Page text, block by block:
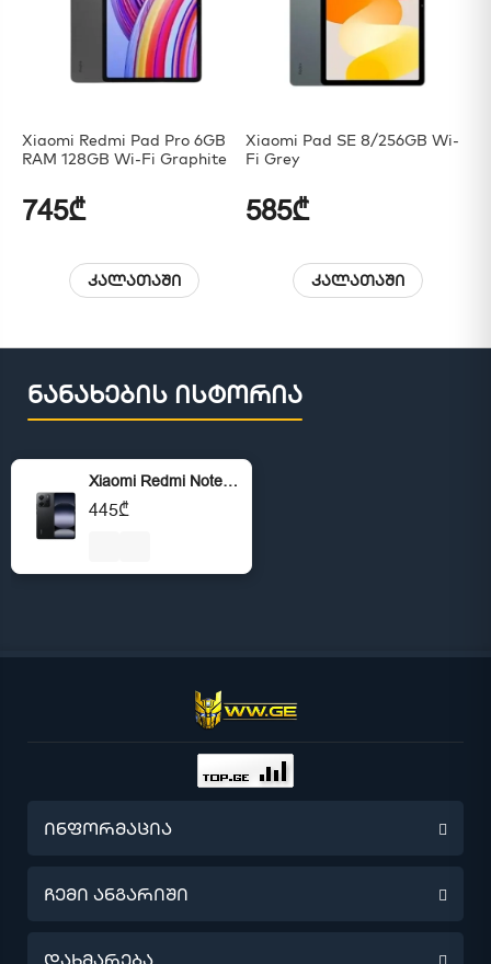
Xiaomi Redmi Pad Pro 6GB
RAM 128GB Wi-Fi Graphite
745₾
კალათაში
Xiaomi Pad SE 8/256GB Wi-
Fi Grey
585₾
კალათაში
ნანახების ისტორია
Xiaomi Redmi Note 14 NFC 4G 6/128GB Black
445₾
ინფორმაცია
წინასწარი შეკვეთა
ჩემი ანგარიში
ჩემი ანგარიში